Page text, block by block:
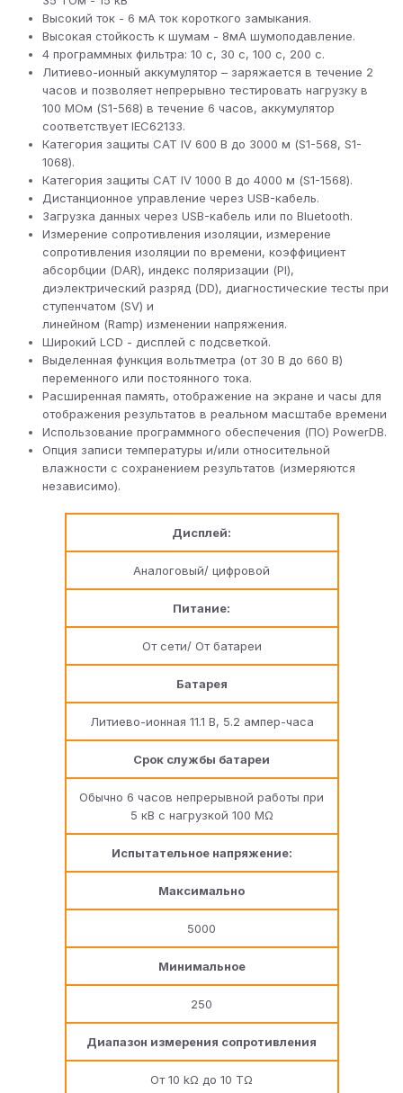
Высокий ток - 6 мА ток короткого замыкания.
Высокая стойкость к шумам - 8мА шумоподавление.
4 программных фильтра: 10 с, 30 с, 100 с, 200 с.
Литиево-ионный аккумулятор – заряжается в течение 2
часов и позволяет непрерывно тестировать нагрузку в
100 МОм (S1-568) в течение 6 часов, аккумулятор
соответствует IEC62133.
Категория защиты CAT IV 600 В до 3000 м (S1-568, S1-
1068).
Категория защиты CAT IV 1000 В до 4000 м (S1-1568).
Дистанционное управление через USB-кабель.
Загрузка данных через USB-кабель или по Bluetooth.
Измерение сопротивления изоляции, измерение
сопротивления изоляции по времени, коэффициент
абсорбции (DAR), индекс поляризации (PI),
диэлектрический разряд (DD), диагностические тесты при
ступенчатом (SV) и
линейном (Ramp) изменении напряжения.
Широкий LCD - дисплей с подсветкой.
Выделенная функция вольтметра (от 30 В до 660 В)
переменного или постоянного тока.
Расширенная память, отображение на экране и часы для
отображения результатов в реальном масштабе времени
Использование программного обеспечения (ПО) PowerDB.
Опция записи температуры и/или относительной
влажности с сохранением результатов (измеряются
независимо).
Дисплей:
Аналоговый/ цифровой
Питание:
От сети/ От батареи
Батарея
Литиево-ионная 11.1 В, 5.2 ампер-часа
Срок службы батареи
Обычно 6 часов непрерывной работы при
5 кВ с нагрузкой 100 MΩ
Испытательное напряжение:
Максимально
5000
Минимальное
250
Диапазон измерения сопротивления
От 10 kΩ до 10 TΩ